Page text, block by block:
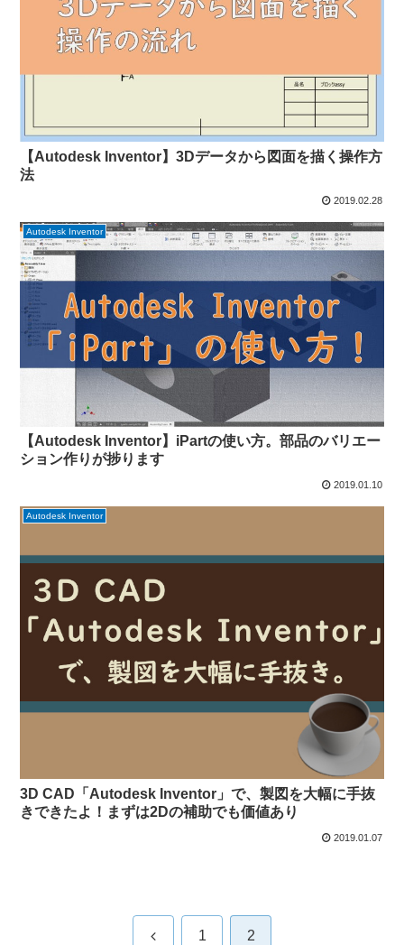
【Autodesk Inventor】3Dデータから図面を描く操作方
法
2019.02.28
Autodesk Inventor
【Autodesk Inventor】iPartの使い方。部品のバリエー
ション作りが捗ります
2019.01.10
Autodesk Inventor
3D CAD「Autodesk Inventor」で、製図を大幅に手抜
きできたよ！まずは2Dの補助でも価値あり
2019.01.07
前 1 2